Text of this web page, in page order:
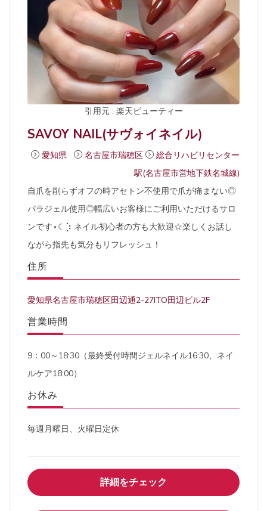
引用元 : 楽天ビューティー
SAVOY NAIL(サヴォイネイル)
愛知県 名古屋市瑞穂区
総合リハビリセンター
駅(名古屋市営地下鉄名城線)
自爪を削らずオフの時アセトン不使用で爪が痛まない◎
パラジェル使用◎幅広いお客様にご利用いただけるサロ
ンです⋆☾‎⡱ ネイル初心者の方も大歓迎☆楽しくお話し
ながら指先も気分もリフレッシュ！
住所
愛知県名古屋市瑞穂区田辺通2-27ITO田辺ビル2F
営業時間
9：00～18:30（最終受付時間ジェルネイル16:30、ネイ
ルケア18:00）
お休み
毎週月曜日、火曜日定休
詳細をチェック